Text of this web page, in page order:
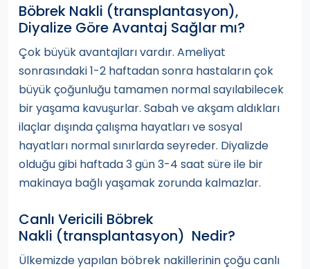
Böbrek Nakli (transplantasyon),
Diyalize Göre Avantaj Sağlar mı?
Çok büyük avantajları vardır. Ameliyat
sonrasındaki 1-2 haftadan sonra hastaların çok
büyük çoğunluğu tamamen normal sayılabilecek
bir yaşama kavuşurlar. Sabah ve akşam aldıkları
ilaçlar dışında çalışma hayatları ve sosyal
hayatları normal sınırlarda seyreder. Diyalizde
olduğu gibi haftada 3 gün 3-4 saat süre ile bir
makinaya bağlı yaşamak zorunda kalmazlar.
Canlı Vericili Böbrek
Nakli (transplantasyon) Nedir?
Ülkemizde yapılan böbrek nakillerinin çoğu canlı